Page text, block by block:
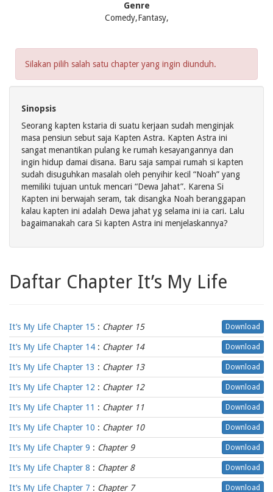
Genre
Comedy,Fantasy,
Silakan pilih salah satu chapter yang ingin diunduh.
Sinopsis
Seorang kapten kstaria di suatu kerjaan sudah menginjak
masa pensiun sebut saja Kapten Astra. Kapten Astra ini
sangat menantikan pulang ke rumah kesayangannya dan
ingin hidup damai disana. Baru saja sampai rumah si kapten
sudah disuguhkan masalah oleh penyihir kecil “Noah” yang
memiliki tujuan untuk mencari “Dewa Jahat”. Karena Si
Kapten ini berwajah seram, tak disangka Noah beranggapan
kalau kapten ini adalah Dewa jahat yg selama ini ia cari. Lalu
bagaimanakah cara Si kapten Astra ini menjelaskannya?
Daftar Chapter It’s My Life
It’s My Life Chapter 15 : Chapter 15 Download
It’s My Life Chapter 14 : Chapter 14 Download
It’s My Life Chapter 13 : Chapter 13 Download
It’s My Life Chapter 12 : Chapter 12 Download
It’s My Life Chapter 11 : Chapter 11 Download
It’s My Life Chapter 10 : Chapter 10 Download
It’s My Life Chapter 9 : Chapter 9 Download
It’s My Life Chapter 8 : Chapter 8 Download
It’s My Life Chapter 7 : Chapter 7 Download